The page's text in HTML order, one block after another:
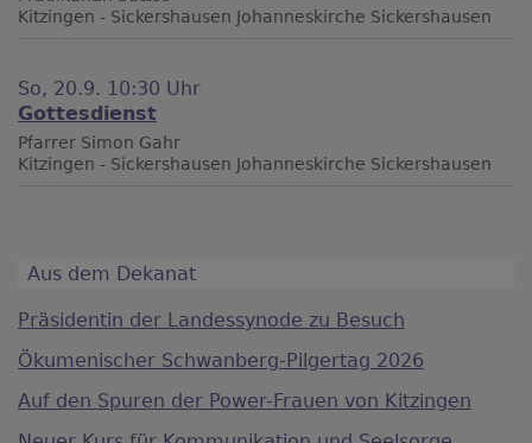
Kitzingen - Sickershausen Johanneskirche Sickershausen
So, 20.9. 10:30 Uhr
Gottesdienst
Pfarrer Simon Gahr
Kitzingen - Sickershausen Johanneskirche Sickershausen
Aus dem Dekanat
Präsidentin der Landessynode zu Besuch
Ökumenischer Schwanberg-Pilgertag 2026
Auf den Spuren der Power-Frauen von Kitzingen